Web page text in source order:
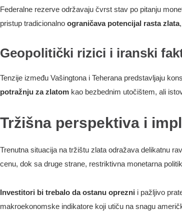
Federalne rezerve održavaju čvrst stav po pitanju
pristup tradicionalno ograničava potencijal rasta zlata
Geopolitički rizici i iranski
Tenzije između Vašingtona i Teherana predstavljaju
potražnju za zlatom kao bezbednim utočištem, ali
Tržišna perspektiva i
Trenutna situacija na tržištu zlata odražava delikatnu
cenu, dok sa druge strane, restriktivna monetarna
Investitori bi trebalo da ostanu oprezni i pažljivo
makroekonomske indikatore koji utiču na snagu